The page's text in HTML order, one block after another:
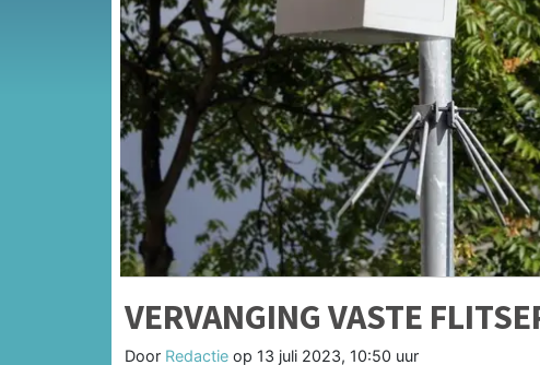
VERVANGING VASTE
Door Redactie op 13 juli 2023, 10:50 uur